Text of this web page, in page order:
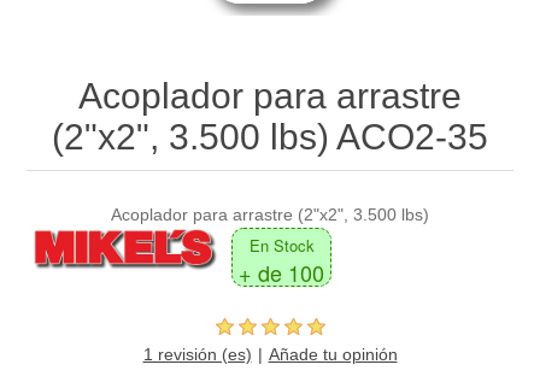
Acoplador para arrastre
(2"x2", 3.500 lbs) ACO2-35
Acoplador para arrastre (2"x2", 3.500 lbs)
En Stock
+ de 100
1 revisión (es) Añade tu opinión